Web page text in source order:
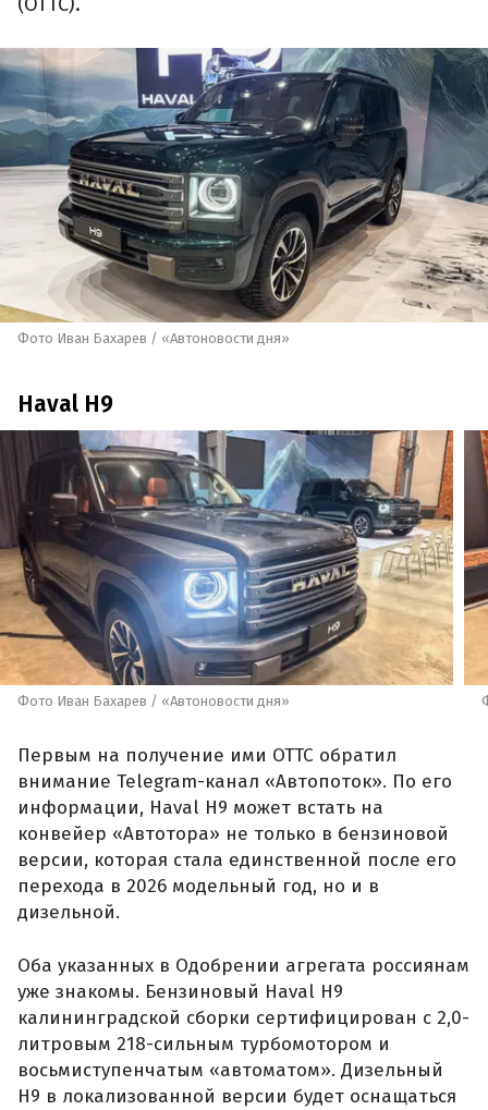
Фото Иван Бахарев / «Автоновости дня»
Haval H9
Фото Иван Бахарев / «Автоновости дня»
Первым на получение ими ОТТС обратил
внимание Telegram-канал «Автопоток». По его
информации, Haval H9 может встать на
конвейер «Автотора» не только в бензиновой
версии, которая стала единственной после его
перехода в 2026 модельный год, но и в
дизельной.
Оба указанных в Одобрении агрегата россиянам
уже знакомы. Бензиновый Haval H9
калининградской сборки сертифицирован с 2,0-
литровым 218-сильным турбомотором и
восьмиступенчатым «автоматом». Дизельный
H9 в локализованной версии будет оснащаться